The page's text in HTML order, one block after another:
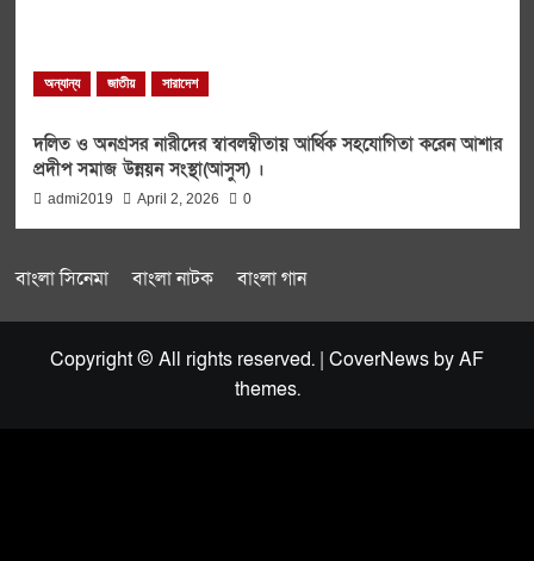
অন্যান্য জাতীয় সারাদেশ
দলিত ও অনগ্রসর নারীদের স্বাবলম্বীতায় আর্থিক সহযোগিতা করেন আশার
প্রদীপ সমাজ উন্নয়ন সংস্থা(আসুস) ।
admi2019 April 2, 2026 0
বাংলা সিনেমা বাংলা নাটক বাংলা গান
Copyright © All rights reserved. | CoverNewsby AF
themes.